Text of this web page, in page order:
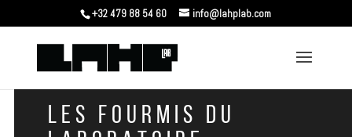
+32 479 88 54 60 info@lahplab.com
LES FOURMIS DU